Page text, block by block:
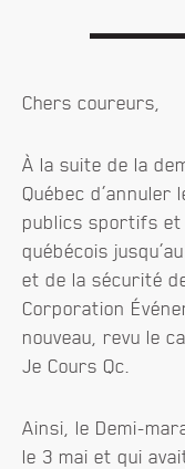
Chers coureurs,
À la suite de la
Québec
publics sportifs
québécois
et de la sécurité
Corporation
nouveau, revu le
Je Cours Qc.
Ainsi, le Demi-
le 3 mai et qui